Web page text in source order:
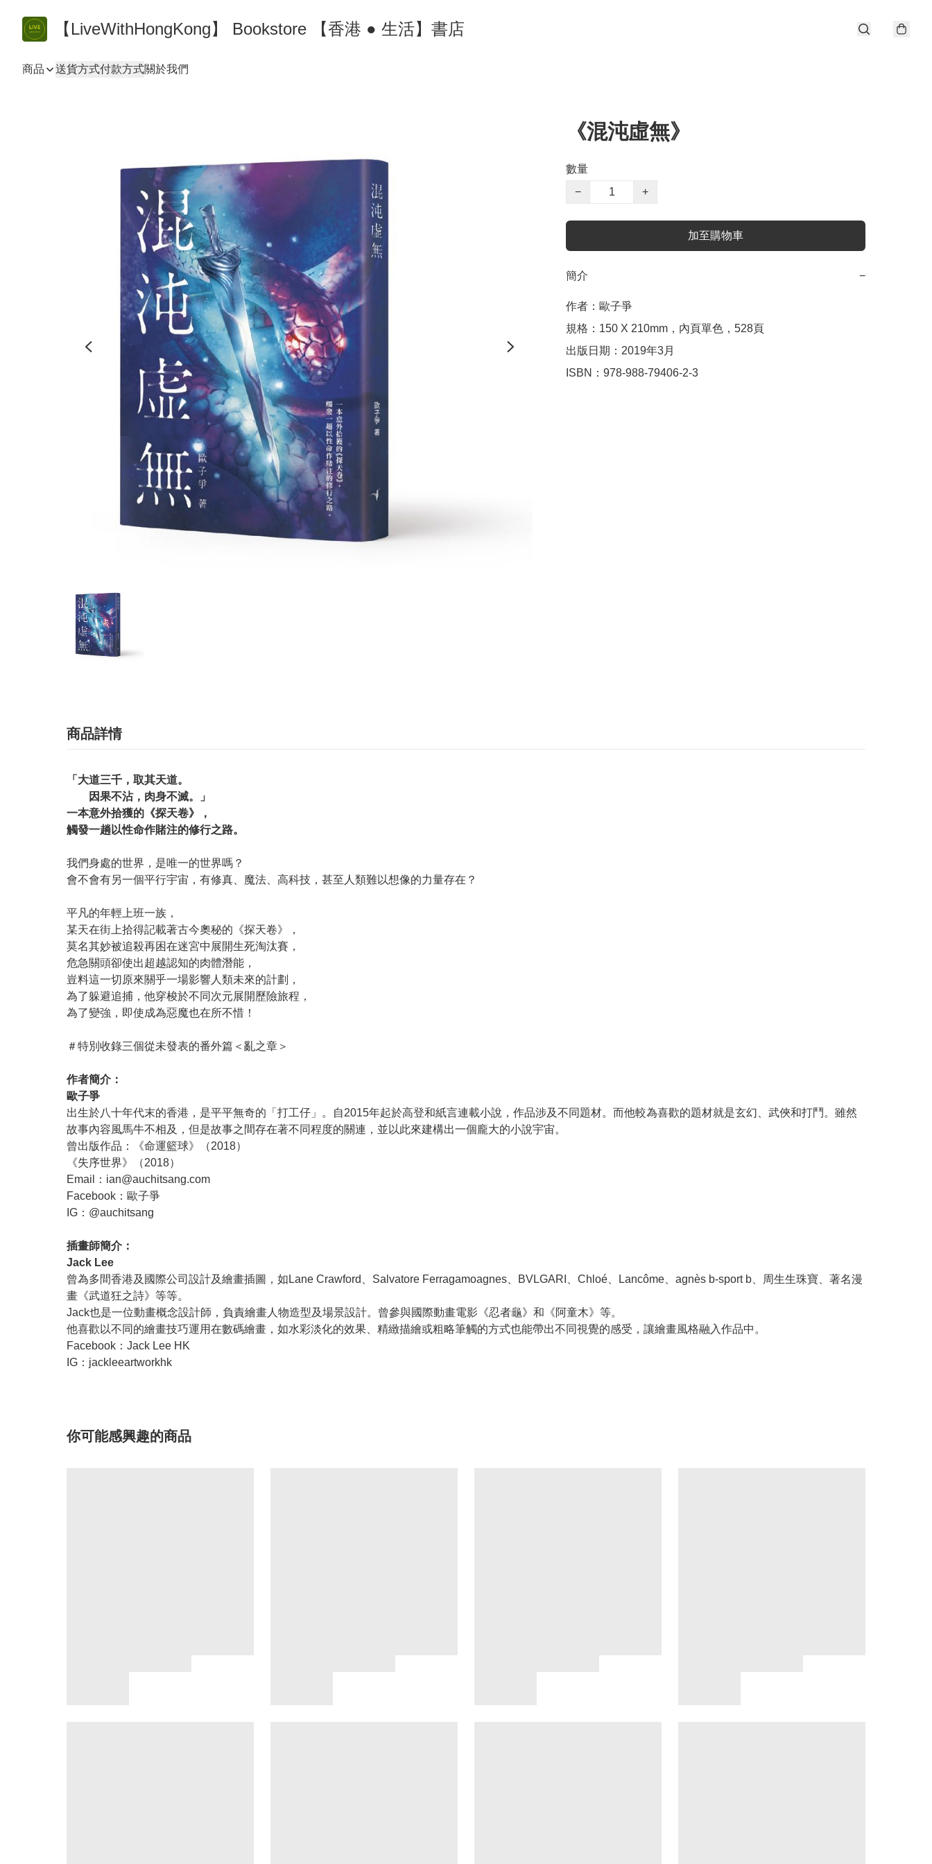
【LiveWithHongKong】 Bookstore 【香港 ● 生活】書店
商品 送貨方式付款方式關於我們
《混沌虛無》
數量
−
+
加至購物車
簡介 −
作者：歐子爭
規格：150 X 210mm，內頁單色，528頁
出版日期：2019年3月
ISBN：978-988-79406-2-3
商品詳情
「大道三千，取其天道。
因果不沾，肉身不滅。」
一本意外拾獲的《探天卷》，
觸發一趟以性命作賭注的修行之路。
我們身處的世界，是唯一的世界嗎？
會不會有另一個平行宇宙，有修真、魔法、高科技，甚至人類難以想像的力量存在？
平凡的年輕上班一族，
某天在街上拾得記載著古今奧秘的《探天卷》，
莫名其妙被追殺再困在迷宮中展開生死淘汰賽，
危急關頭卻使出超越認知的肉體潛能，
豈料這一切原來關乎一場影響人類未來的計劃，
為了躲避追捕，他穿梭於不同次元展開歷險旅程，
為了變強，即使成為惡魔也在所不惜！
＃特別收錄三個從未發表的番外篇＜亂之章＞
作者簡介：
歐子爭
出生於八十年代末的香港，是平平無奇的「打工仔」。自2015年起於高登和紙言連載小說，作品涉及不同題材。而他較為喜歡的題材就是玄幻、武俠和打鬥。雖然
故事內容風馬牛不相及，但是故事之間存在著不同程度的關連，並以此來建構出一個龐大的小說宇宙。
曾出版作品：《命運籃球》（2018）
《失序世界》（2018）
Email：ian@auchitsang.com
Facebook：歐子爭
IG：@auchitsang
插畫師簡介：
Jack Lee
曾為多間香港及國際公司設計及繪畫插圖，如Lane Crawford、Salvatore Ferragamoagnes、BVLGARI、Chloé、Lancôme、agnès b-sport b、周生生珠寶、著名漫
畫《武道狂之詩》等等。
Jack也是一位動畫概念設計師，負責繪畫人物造型及場景設計。曾參與國際動畫電影《忍者龜》和《阿童木》等。
他喜歡以不同的繪畫技巧運用在數碼繪畫，如水彩淡化的效果、精緻描繪或粗略筆觸的方式也能帶出不同視覺的感受，讓繪畫風格融入作品中。
Facebook：Jack Lee HK
IG：jackleeartworkhk
你可能感興趣的商品